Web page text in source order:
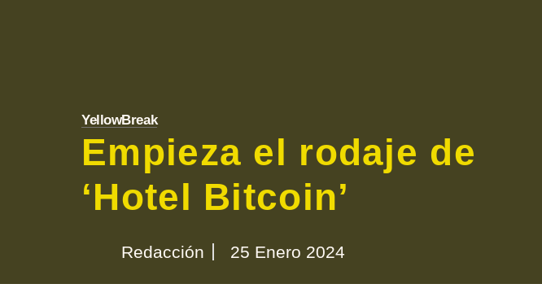
YellowBreak
Empieza el rodaje de
‘Hotel Bitcoin’
Redacción 25 Enero 2024